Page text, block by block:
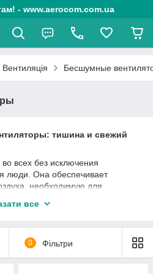
- www.aerocom.com.ua
Вентиляція Бесшумные
тишина и свежий
всех без исключения
люди. Она обеспечивает
необходимую для
для хранения деликатных
вентиляции
шума. Чем мощнее
более высокий уровень шума
все
0 Фільтри